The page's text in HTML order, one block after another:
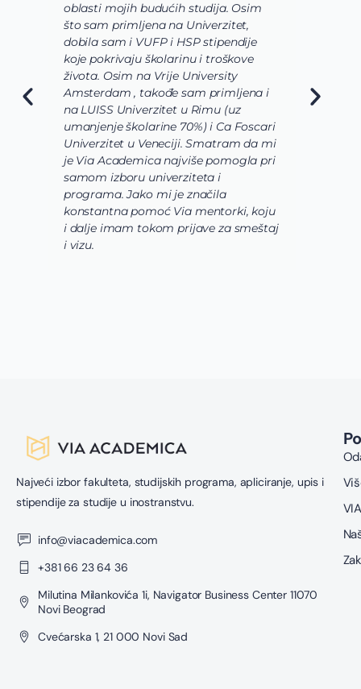
oblasti mojih budućih studija. Osim
što sam primljena na Univerzitet,
dobila sam i VUFP i HSP stipendije
koje pokrivaju školarinu i troškove
života. Osim na Vrije University
Amsterdam , takođe sam primljena i
na LUISS Univerzitet u Rimu (uz
umanjenje školarine 70%) i Ca Foscari
Univerzitet u Veneciji. Smatram da mi
je Via Academica najviše pomogla pri
samom izboru univerziteta i
programa. Jako mi je značila
konstantna pomoć Via mentorki, koju
i dalje imam tokom prijave za smeštaj
i vizu.
Najveći izbor fakulteta, studijskih programa, apliciranje, upis i
stipendije za studije u inostranstvu.
info@viacademica.com
+381 66 23 64 36
Milutina Milankovića 1i, Navigator Business Center 11070
Novi Beograd
Cvećarska 1, 21 000 Novi Sad